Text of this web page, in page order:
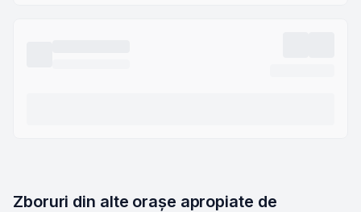
Zboruri din alte orașe apropiate de